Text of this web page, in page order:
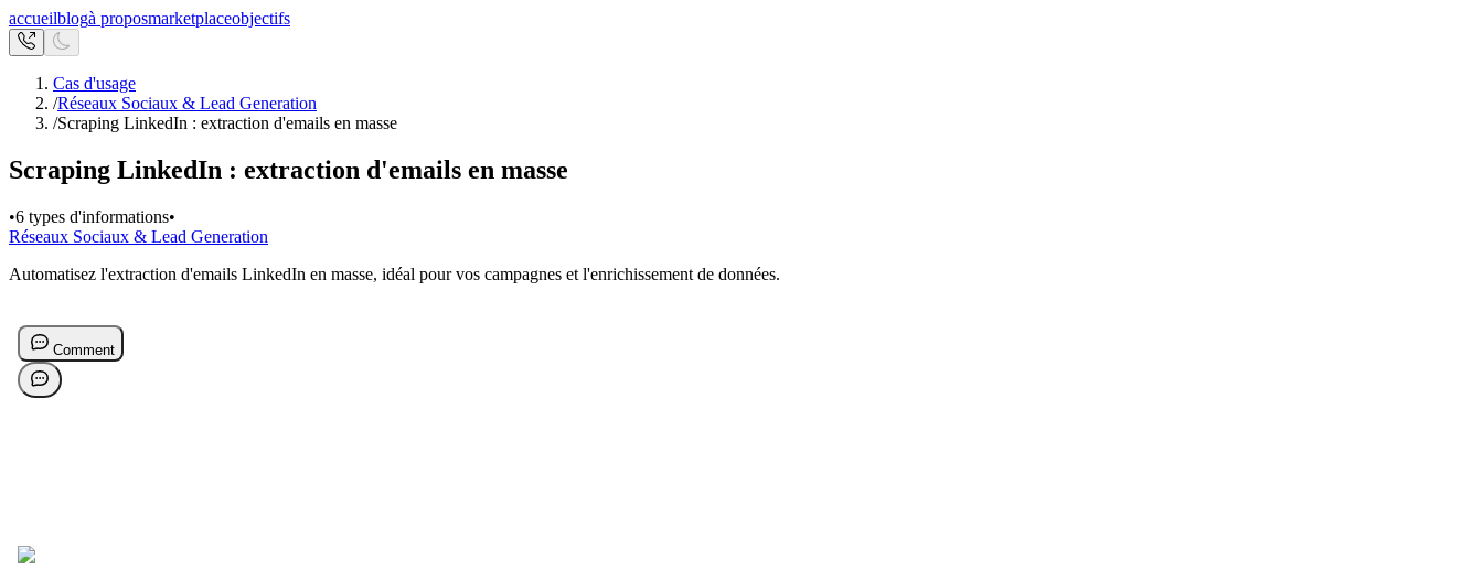
accueilblogà proposmarketplaceobjectifs
Cas d'usage
/Réseaux Sociaux & Lead Generation
/Scraping LinkedIn : extraction d'emails en masse
Scraping LinkedIn : extraction d'emails en masse
•6 types d'informations•
Réseaux Sociaux & Lead Generation
Automatisez l'extraction d'emails LinkedIn en masse, idéal pour vos campagnes et l'enrichissement de données.